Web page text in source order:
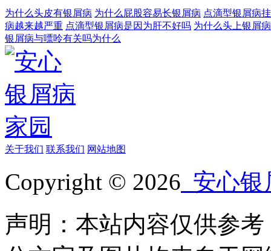
为什么头皮有银屑病 为什么屁股容易长银屑病 点滴型银屑病
病越来越严重 点滴型银屑病是因为肝不好吗 为什么头上银屑
银屑病与嘌呤有关吗为什么
关于我们 联系我们 网站地图
Copyright © 2026 安心银
声明：本站内容仅供参